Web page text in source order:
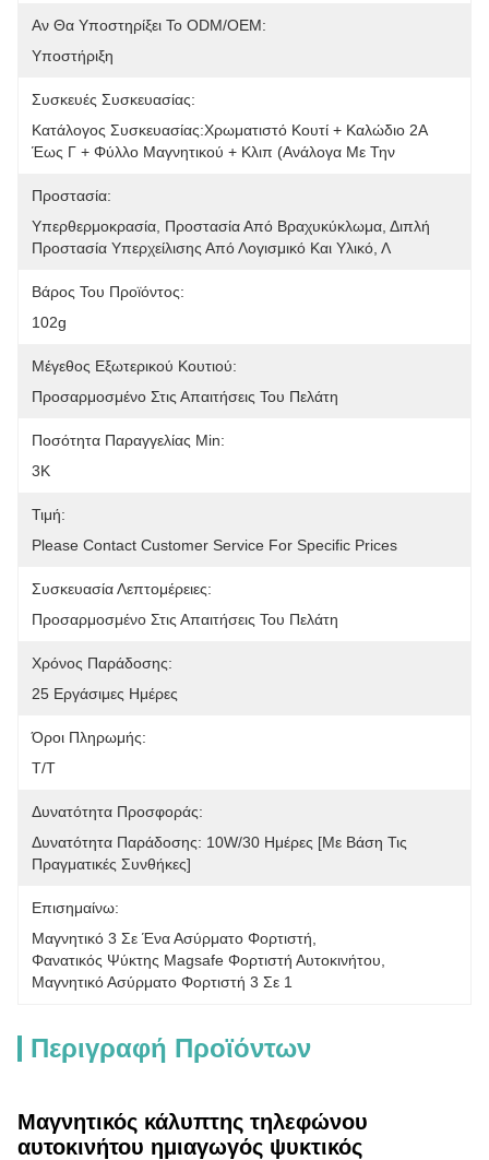
Αν Θα Υποστηρίξει Το ODM/OEM:
Υποστήριξη
Συσκευές Συσκευασίας:
Κατάλογος Συσκευασίας:Χρωματιστό Κουτί + Καλώδιο 2Α
Έως Γ + Φύλλο Μαγνητικού + Κλιπ (ανάλογα Με Την
Προστασία:
Υπερθερμοκρασία, Προστασία Από Βραχυκύκλωμα, Διπλή
Προστασία Υπερχείλισης Από Λογισμικό Και Υλικό, Λ
Βάρος Του Προϊόντος:
102g
Μέγεθος Εξωτερικού Κουτιού:
Προσαρμοσμένο Στις Απαιτήσεις Του Πελάτη
Ποσότητα Παραγγελίας Min:
3K
Τιμή:
Please Contact Customer Service For Specific Prices
Συσκευασία Λεπτομέρειες:
Προσαρμοσμένο Στις Απαιτήσεις Του Πελάτη
Χρόνος Παράδοσης:
25 Εργάσιμες Ημέρες
Όροι Πληρωμής:
Τ/Τ
Δυνατότητα Προσφοράς:
Δυνατότητα Παράδοσης: 10W/30 Ημέρες [με Βάση Τις
Πραγματικές Συνθήκες]
Επισημαίνω:
Μαγνητικό 3 Σε Ένα Ασύρματο Φορτιστή
Φανατικός Ψύκτης Magsafe Φορτιστή Αυτοκινήτου
Μαγνητικό Ασύρματο Φορτιστή 3 Σε 1
Περιγραφή Προϊόντων
Μαγνητικός κάλυπτης τηλεφώνου
αυτοκινήτου ημιαγωγός ψυκτικός